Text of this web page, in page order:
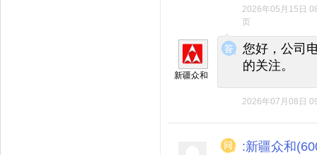
2026年05月15日
页
◆
◆
新疆众和
您好，公司
的关注。
2026年07月08日
:新疆众和